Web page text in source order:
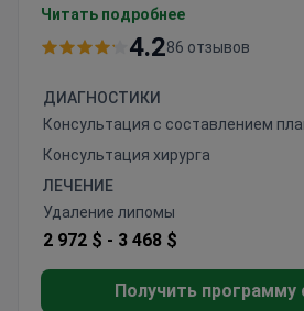
включает предоперационную
анестезию, анализы крови, 1
KCM аккредитована ISO и
более 700 иностранных
проводится под местной или
Читать подробнее
4.286 отзывов
ДИАГНОСТИКИ
Консультация с составлением
Консультация хирурга
ЛЕЧЕНИЕ
Удаление липомы
2 972 $ - 3 468 $
Получить программу